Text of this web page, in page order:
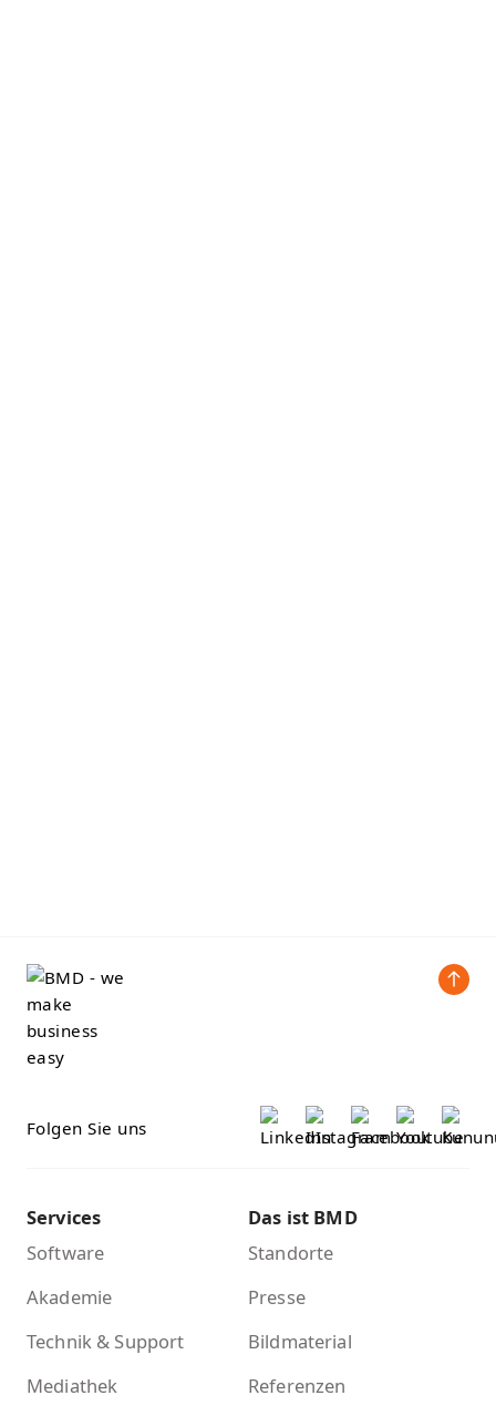
Folgen Sie uns
Services
Software
Akademie
Technik & Support
Mediathek
Das ist BMD
Standorte
Presse
Bildmaterial
Referenzen